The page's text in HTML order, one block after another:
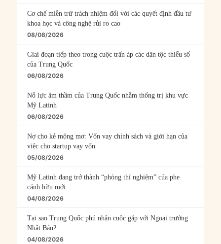
Cơ chế miễn trừ trách nhiệm đối với các quyết định đầu tư
khoa học và công nghệ rủi ro cao
08/08/2026
Giai đoạn tiếp theo trong cuộc trấn áp các dân tộc thiểu số
của Trung Quốc
06/08/2026
Nỗ lực âm thầm của Trung Quốc nhằm thống trị khu vực
Mỹ Latinh
06/08/2026
Nợ cho kẻ mộng mơ: Vốn vay chính sách và giới hạn của
việc cho startup vay vốn
05/08/2026
Mỹ Latinh đang trở thành “phòng thí nghiệm” của phe
cánh hữu mới
04/08/2026
Tại sao Trung Quốc phủ nhận cuộc gặp với Ngoại trưởng
Nhật Bản?
04/08/2026